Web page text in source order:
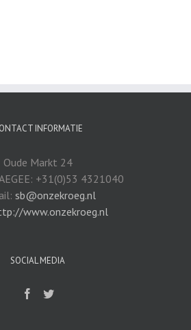
INFORMATIE
Oude Markt 24
+31(0)53 4321040
sb@onzekroeg.nl
www.onzekroeg.nl
SOCIAL MEDIA